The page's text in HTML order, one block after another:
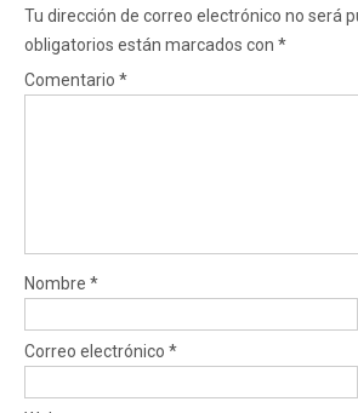
Tu dirección de correo electrónico no será
obligatorios están marcados con *
Comentario *
Nombre *
Correo electrónico *